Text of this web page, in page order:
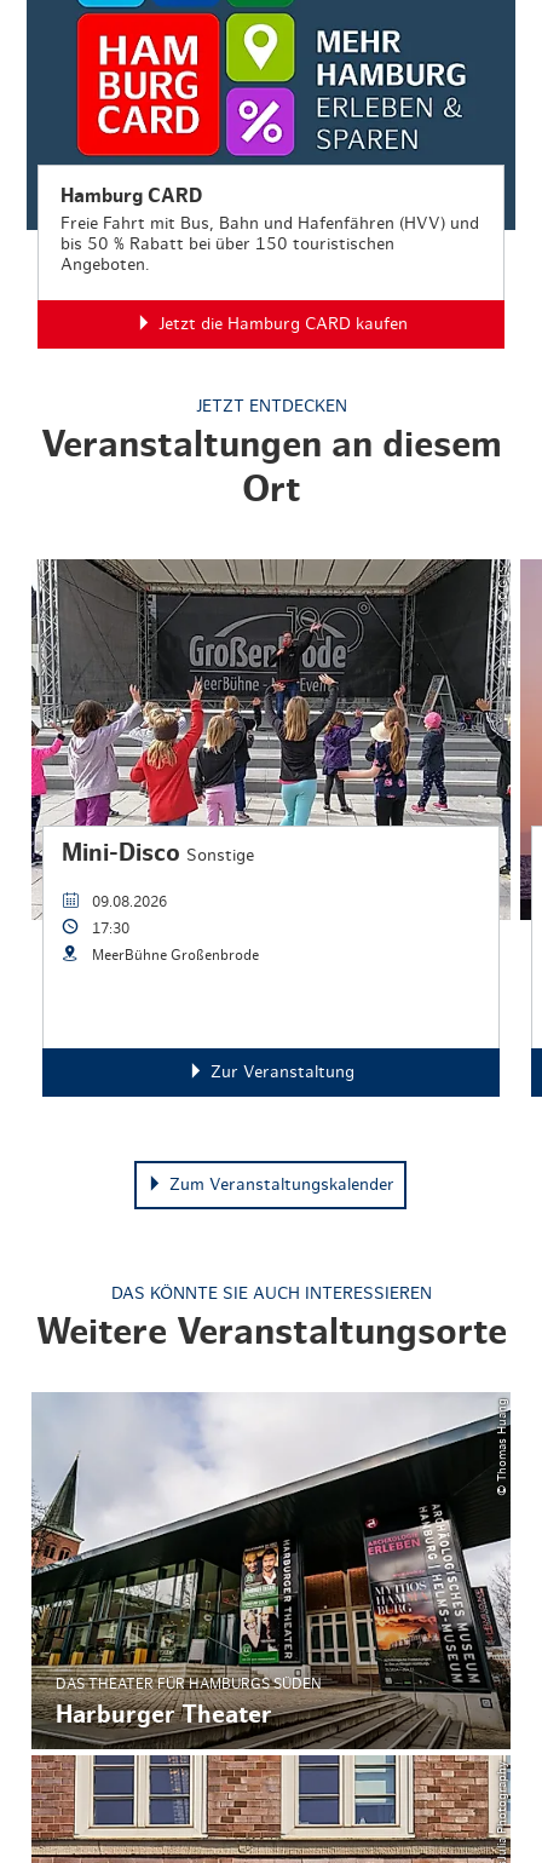
Hamburg CARD
Freie Fahrt mit Bus, Bahn und Hafenfähren (HVV) und
bis 50 % Rabatt bei über 150 touristischen
Angeboten.
Jetzt die Hamburg CARD kaufen
JETZT ENTDECKEN
Veranstaltungen an diesem
Ort
© GTS
Mini-Disco Sonstige
09.08.2026
17:30
MeerBühne Großenbrode
Zur Veranstaltung
Zum Veranstaltungskalender
DAS KÖNNTE SIE AUCH INTERESSIEREN
Weitere Veranstaltungsorte
© Thomas Huang
DAS THEATER FÜR HAMBURGS SÜDEN
Harburger Theater